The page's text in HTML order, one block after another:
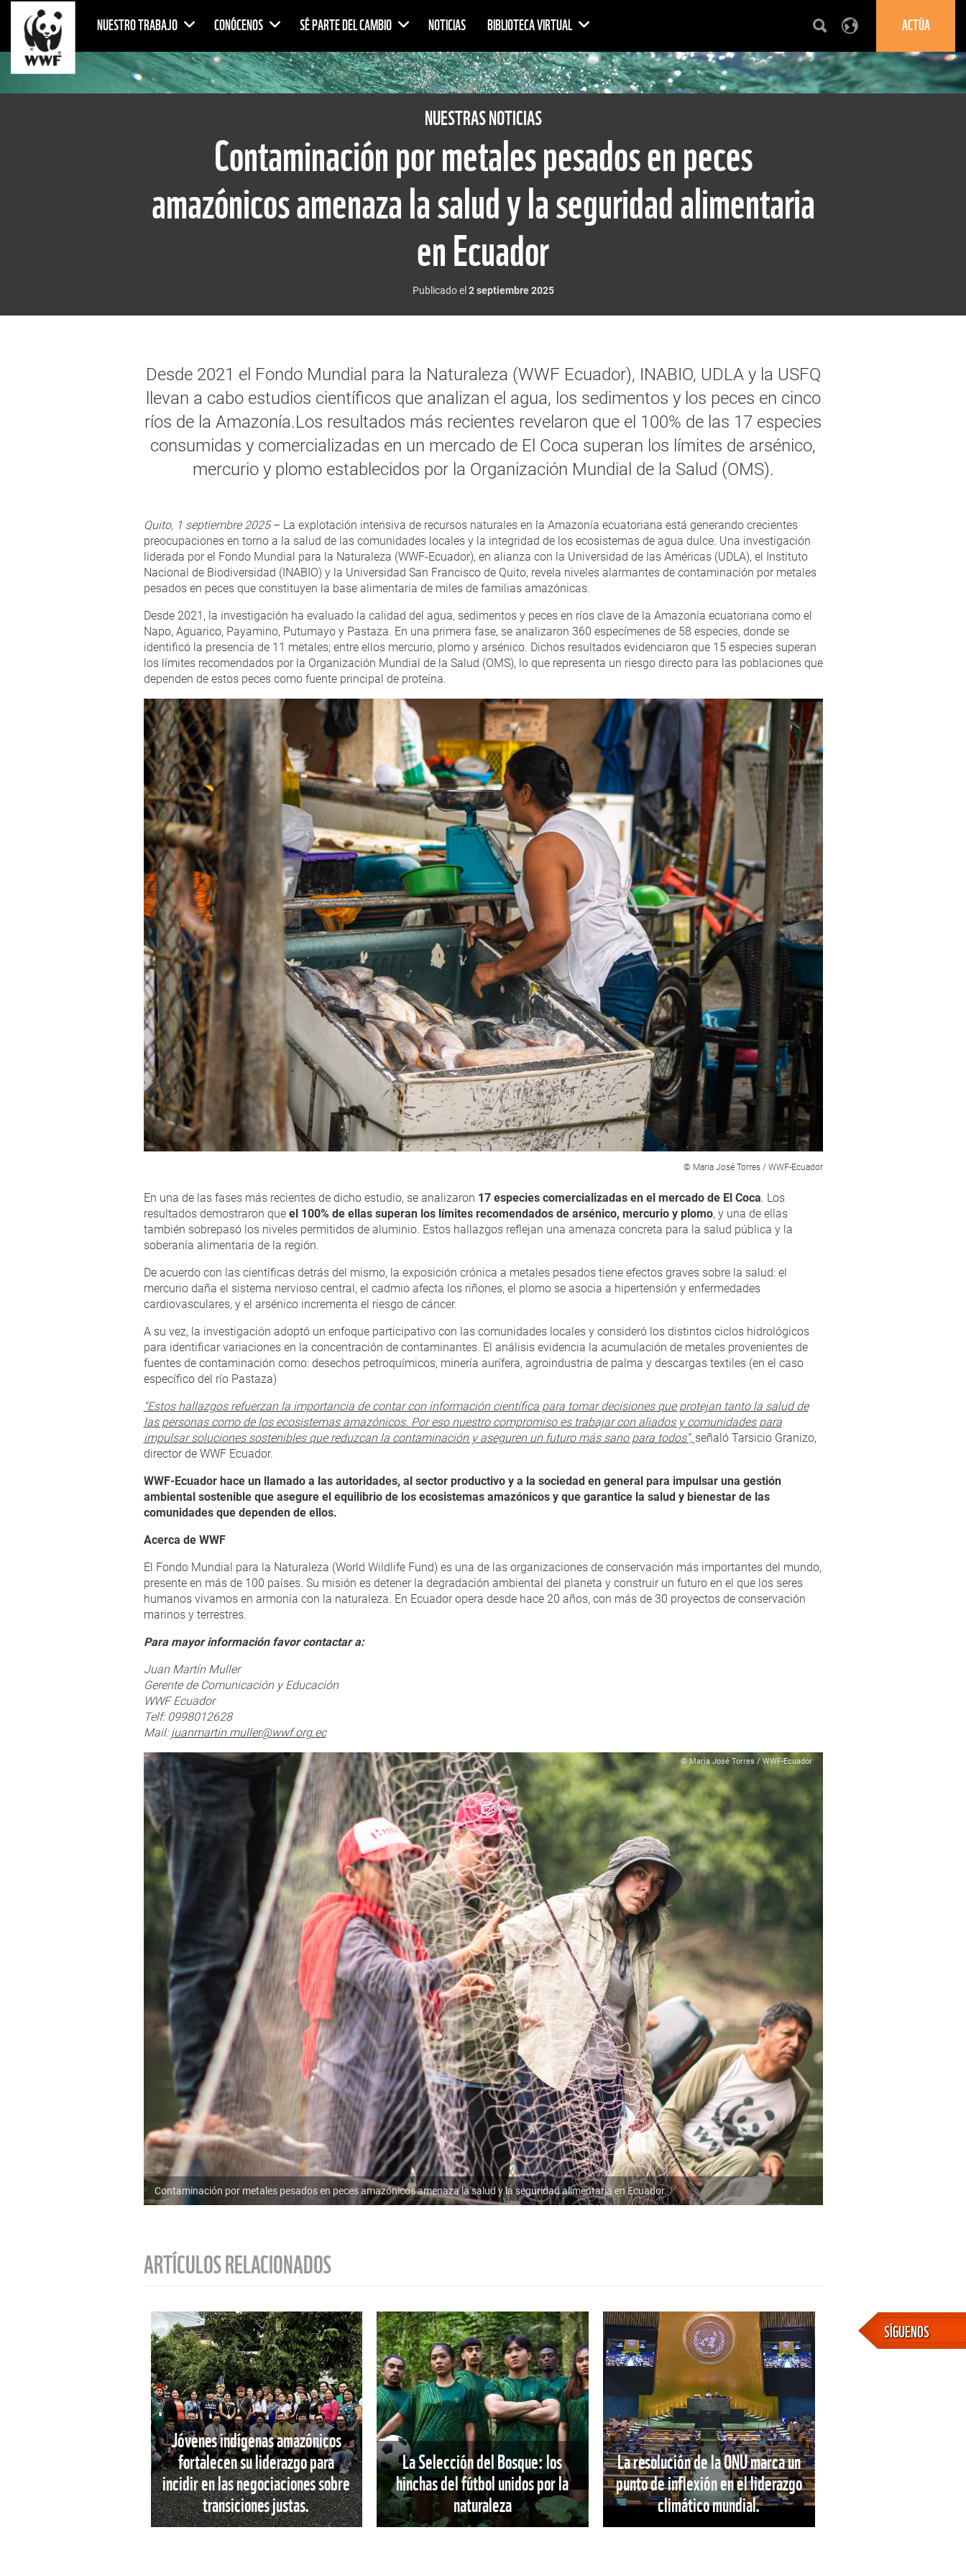
NUESTRO TRABAJO CONÓCENOS SÉ PARTE DEL CAMBIO NOTICIAS BIBLIOTECA VIRTUAL ACTÚA
NUESTRAS NOTICIAS
Contaminación por metales pesados en peces
amazónicos amenaza la salud y la seguridad alimentaria
en Ecuador
Publicado el 2 septiembre 2025
Desde 2021 el Fondo Mundial para la Naturaleza (WWF Ecuador), INABIO, UDLA y la USFQ
llevan a cabo estudios científicos que analizan el agua, los sedimentos y los peces en cinco
ríos de la Amazonía.Los resultados más recientes revelaron que el 100% de las 17 especies
consumidas y comercializadas en un mercado de El Coca superan los límites de arsénico,
mercurio y plomo establecidos por la Organización Mundial de la Salud (OMS).
Quito, 1 septiembre 2025– La explotación intensiva de recursos naturales en la Amazonía ecuatoriana está generando crecientes
preocupaciones en torno a la salud de las comunidades locales y la integridad de los ecosistemas de agua dulce. Una investigación
liderada por el Fondo Mundial para la Naturaleza (WWF-Ecuador), en alianza con la Universidad de las Américas (UDLA), el Instituto
Nacional de Biodiversidad (INABIO) y la Universidad San Francisco de Quito, revela niveles alarmantes de contaminación por metales
pesados en peces que constituyen la base alimentaria de miles de familias amazónicas.
Desde 2021, la investigación ha evaluado la calidad del agua, sedimentos y peces en ríos clave de la Amazonía ecuatoriana como el
Napo, Aguarico, Payamino, Putumayo y Pastaza. En una primera fase, se analizaron 360 especímenes de 58 especies, donde se
identificó la presencia de 11 metales; entre ellos mercurio, plomo y arsénico. Dichos resultados evidenciaron que 15 especies superan
los límites recomendados por la Organización Mundial de la Salud (OMS), lo que representa un riesgo directo para las poblaciones que
dependen de estos peces como fuente principal de proteína.
© Maria José Torres / WWF-Ecuador
En una de las fases más recientes de dicho estudio, se analizaron 17 especies comercializadas en el mercado de El Coca. Los
resultados demostraron que el 100% de ellas superan los límites recomendados de arsénico, mercurio y plomo, y una de ellas
también sobrepasó los niveles permitidos de aluminio. Estos hallazgos reflejan una amenaza concreta para la salud pública y la
soberanía alimentaria de la región.
De acuerdo con las científicas detrás del mismo, la exposición crónica a metales pesados tiene efectos graves sobre la salud: el
mercurio daña el sistema nervioso central, el cadmio afecta los riñones, el plomo se asocia a hipertensión y enfermedades
cardiovasculares, y el arsénico incrementa el riesgo de cáncer.
A su vez, la investigación adoptó un enfoque participativo con las comunidades locales y consideró los distintos ciclos hidrológicos
para identificar variaciones en la concentración de contaminantes. El análisis evidencia la acumulación de metales provenientes de
fuentes de contaminación como: desechos petroquímicos, minería aurífera, agroindustria de palma y descargas textiles (en el caso
específico del río Pastaza)
"Estos hallazgos refuerzan la importancia de contar con información científica para tomar decisiones que protejan tanto la salud de
las personas como de los ecosistemas amazónicos. Por eso nuestro compromiso es trabajar con aliados y comunidades para
impulsar soluciones sostenibles que reduzcan la contaminación y aseguren un futuro más sano para todos”, señaló Tarsicio Granizo,
director de WWF Ecuador.
WWF-Ecuador hace un llamado a las autoridades, al sector productivo y a la sociedad en general para impulsar una gestión
ambiental sostenible que asegure el equilibrio de los ecosistemas amazónicos y que garantice la salud y bienestar de las
comunidades que dependen de ellos.
Acerca de WWF
El Fondo Mundial para la Naturaleza (World Wildlife Fund) es una de las organizaciones de conservación más importantes del mundo,
presente en más de 100 países. Su misión es detener la degradación ambiental del planeta y construir un futuro en el que los seres
humanos vivamos en armonía con la naturaleza. En Ecuador opera desde hace 20 años, con más de 30 proyectos de conservación
marinos y terrestres.
Para mayor información favor contactar a:
Juan Martín Muller
Gerente de Comunicación y Educación
WWF Ecuador
Telf: 0998012628
Mail:juanmartin.muller@wwf.org.ec
© Maria José Torres / WWF-Ecuador
Contaminación por metales pesados en peces amazónicos amenaza la salud y la seguridad alimentaria en Ecuador.
ARTÍCULOS RELACIONADOS
Jóvenes indígenas amazónicos
fortalecen su liderazgo para
incidir en las negociaciones sobre
transiciones justas.
La Selección del Bosque: los
hinchas del fútbol unidos por la
naturaleza
La resolución de la ONU marca un
punto de inflexión en el liderazgo
climático mundial.
SÍGUENOS